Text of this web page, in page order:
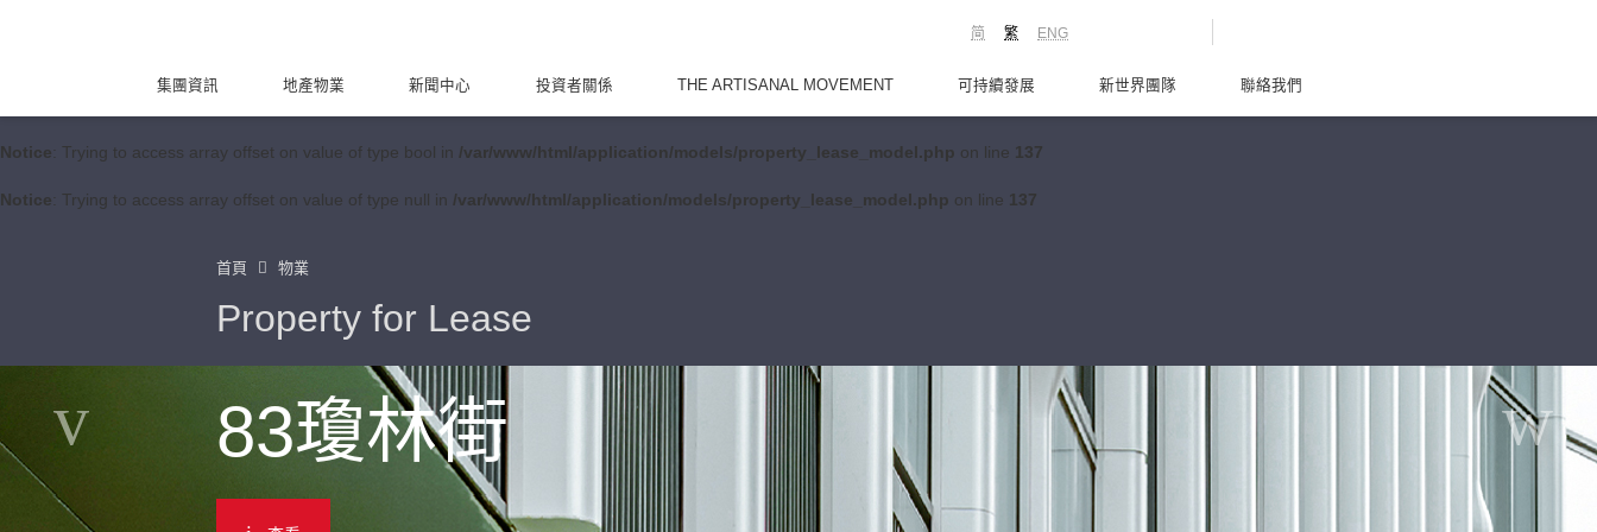
Notice: Trying to access array offset on value of type bool in /var/www/html/application/models/property_lease_model.php on line 137
Notice: Trying to access array offset on value of type null in /var/www/html/application/models/property_lease_model.php on line 137
ENG
繁
简
集團資訊 地產物業 新聞中心 投資者關係 THE ARTISANAL MOVEMENT 可持續發展 新世界團隊 聯絡我們
首頁 物業
Property for Lease
83瓊林街